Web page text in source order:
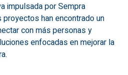
impulsada por Sempra
han encontrado un
con más personas y
enfocadas en mejorar la